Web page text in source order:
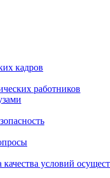
кадров
работников
условий